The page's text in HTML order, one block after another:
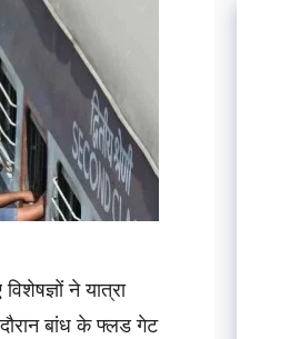
ने यात्रा
बांध के फ्लड गेट